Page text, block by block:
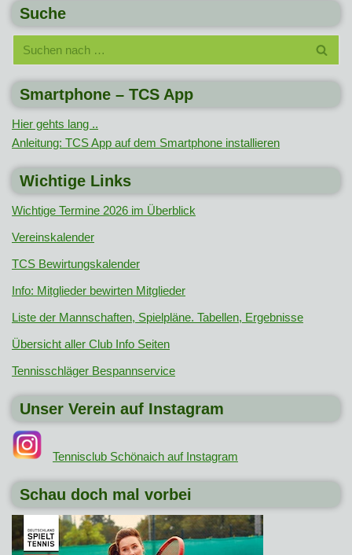
Suche
Smartphone – TCS App
Hier gehts lang ..
Anleitung: TCS App auf dem Smartphone installieren
Wichtige Links
Wichtige Termine 2026 im Überblick
Vereinskalender
TCS Bewirtungskalender
Info: Mitglieder bewirten Mitglieder
Liste der Mannschaften, Spielpläne. Tabellen, Ergebnisse
Übersicht aller Club Info Seiten
Tennisschläger Bespannservice
Unser Verein auf Instagram
Tennisclub Schönaich auf Instagram
Schau doch mal vorbei